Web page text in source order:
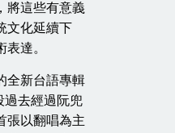
將這些有意義
文化延續下
達。
全新台語專輯
過去經過阮兜
張以翻唱為主